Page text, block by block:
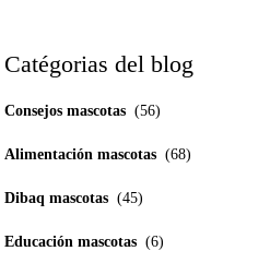
Catégorias del blog
Consejos mascotas (56)
Alimentación mascotas (68)
Dibaq mascotas (45)
Educación mascotas (6)